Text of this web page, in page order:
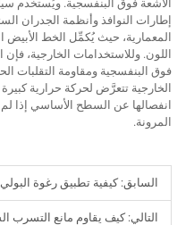
الأشعة فوق البنفسجية. ويُستخدم
إطارات النوافذ وأنظمة الجدران
المعمارية، حيث يُكمِّل الخط الأبيض
اللون. وللاستخدامات الخارجية،
فوق البنفسجية ومقاومة التقلبات
الخارجية تتعرَّض لحركة حرارية
انفصالها عن السطح الأساسي إذا
المرونة.
السابق:كيفية تطبيق رغوة البولي
التالي:كيف يقاوم مانع التسرب